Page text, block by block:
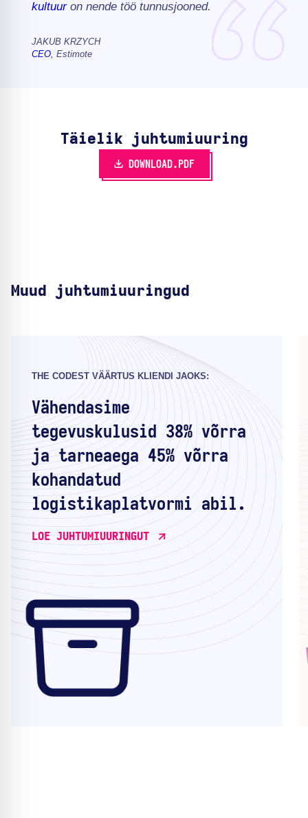
kultuuron nende töö tunnusjooned.
JAKUB KRZYCH
CEO, Estimote
Täielik juhtumiuuring
DOWNLOAD.PDF
Muud juhtumiuuringud
THE CODEST VÄÄRTUS KLIENDI JAOKS:
Vähendasime
tegevuskulusid 38% võrra
ja tarneaega 45% võrra
kohandatud
logistikaplatvormi abil.
LOE JUHTUMIUURINGUT